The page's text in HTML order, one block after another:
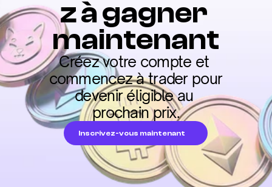
z à gagner
maintenant
Créez votre compte et
commencez à trader pour
devenir éligible au
prochain prix.
Inscrivez-vous maintenant